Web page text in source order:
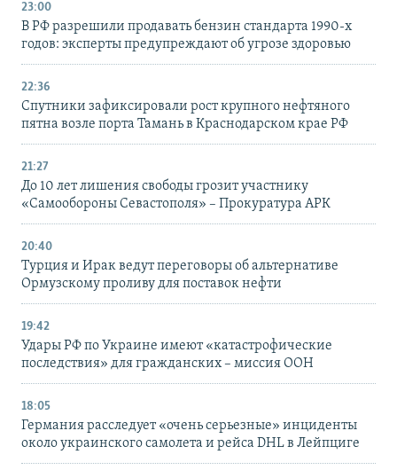
23:00
В РФ разрешили продавать бензин стандарта 1990-х
годов: эксперты предупреждают об угрозе здоровью
22:36
Спутники зафиксировали рост крупного нефтяного
пятна возле порта Тамань в Краснодарском крае РФ
21:27
До 10 лет лишения свободы грозит участнику
«Самообороны Севастополя» – Прокуратура АРК
20:40
Турция и Ирак ведут переговоры об альтернативе
Ормузскому проливу для поставок нефти
19:42
Удары РФ по Украине имеют «катастрофические
последствия» для гражданских – миссия ООН
18:05
Германия расследует «очень серьезные» инциденты
около украинского самолета и рейса DHL в Лейпциге